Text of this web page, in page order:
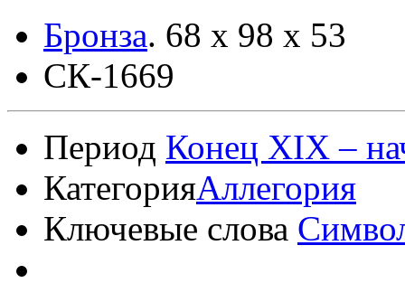
Бронза. 68 х 98 х 53
СК-1669
Период Конец XIX –
КатегорияАллегория
Ключевые слова